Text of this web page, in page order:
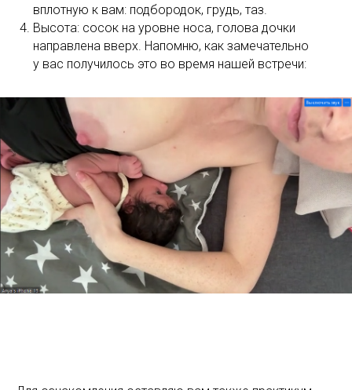
вплотную к вам: подбородок, грудь, таз.
Высота: сосок на уровне носа, голова дочки
направлена вверх. Напомню, как замечательно
у вас получилось это во время нашей встречи: